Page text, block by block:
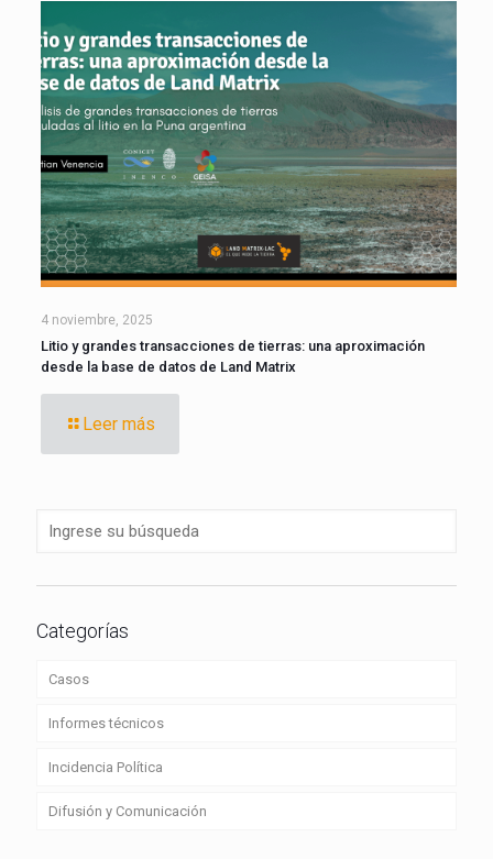
4 noviembre, 2025
Litio y grandes transacciones de tierras: una aproximación
desde la base de datos de Land Matrix
Leer más
Categorías
Casos
Informes técnicos
Incidencia Política
Difusión y Comunicación